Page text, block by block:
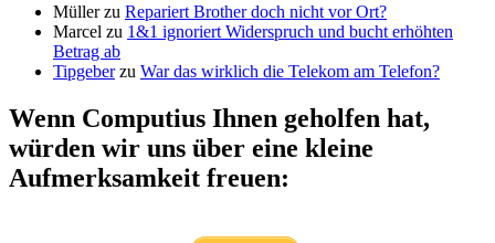
Müllerzu Repariert Brother doch nicht vor Ort?
Marcel zu 1&1 ignoriert Widerspruch und bucht erhöhten
Betrag ab
Tipgeberzu War das wirklich die Telekom am Telefon?
Wenn Computius Ihnen geholfen hat,
würden wir uns über eine kleine
Aufmerksamkeit freuen: